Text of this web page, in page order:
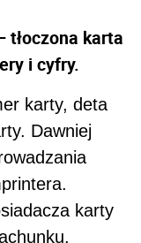
tłoczona karta
i cyfry.
karty, deta
Dawniej
karty